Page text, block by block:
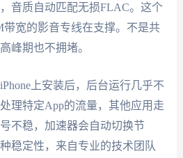
音质自动匹配无损FLAC。这个
带宽的影音专线在支撑。不是共
峰期也不拥堵。
上安装后，后台运行几乎不
理特定App的流量，其他应用走
不稳，加速器会自动切换节
稳定性，来自专业的技术团队